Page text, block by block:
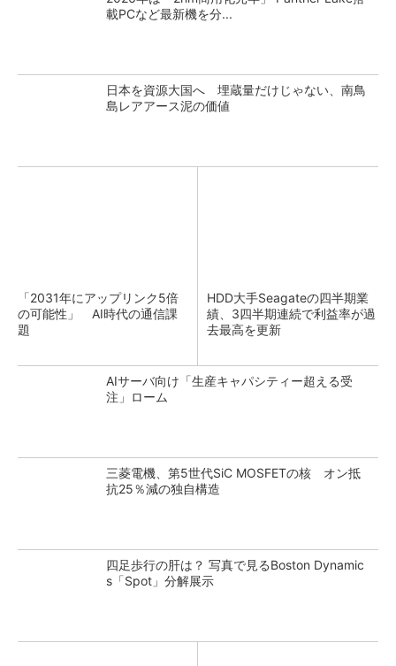
載PCなど最新機を分...
日本を資源大国へ 埋蔵量だけじゃない、南鳥
島レアアース泥の価値
「2031年にアップリンク5倍
の可能性」 AI時代の通信課
題
HDD大手Seagateの四半期業
績、3四半期連続で利益率が過
去最高を更新
AIサーバ向け「生産キャパシティー超える受
注」ローム
三菱電機、第5世代SiC MOSFETの核 オン抵
抗25％減の独自構造
四足歩行の肝は？ 写真で見るBoston Dynamic
s「Spot」分解展示